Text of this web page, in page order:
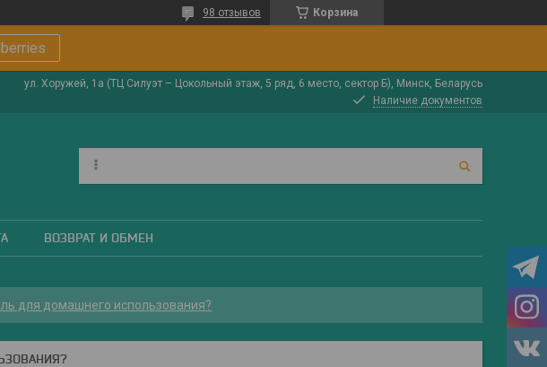
Корзина
98 отзывов
ул. Хоружей, 1а (ТЦ Силуэт – Цокольный этаж, 5 ряд, 6 место, сектор Б), Минск, Беларусь
Наличие документов
ВОЗВРАТ И ОБМЕН
для домашнего использования?